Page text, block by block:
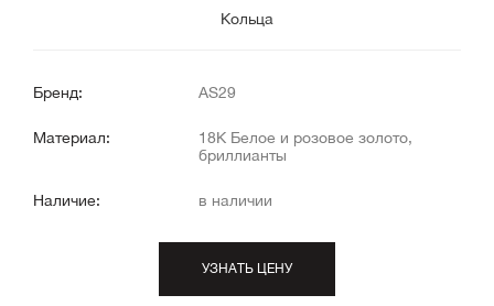
Кольца
Бренд: AS29
Материал:
18К Белое и розовое золото,
бриллианты
Наличие: в наличии
УЗНАТЬ ЦЕНУ